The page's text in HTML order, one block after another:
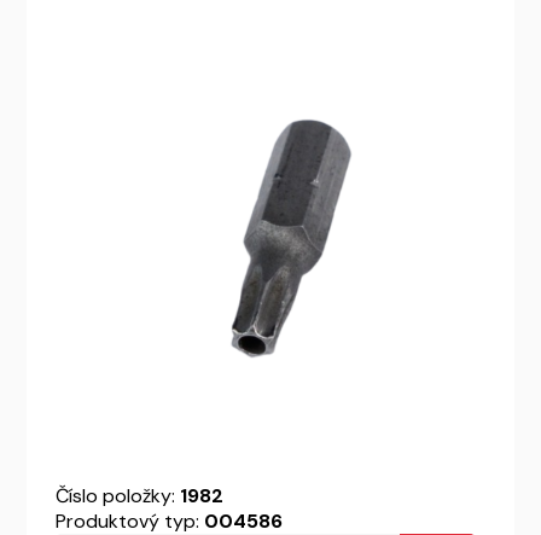
Číslo položky: 1982
Produktový typ: 004586